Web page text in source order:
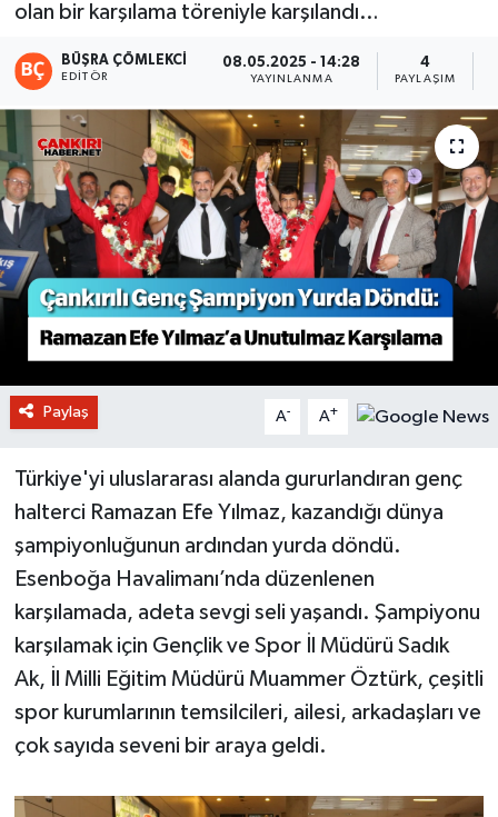
olan bir karşılama töreniyle karşılandı…
BÜŞRA ÇÖMLEKCI
EDITÖR
08.05.2025 - 14:28
YAYINLANMA
4
PAYLAŞIM
Paylaş A- A+
Türkiye'yi uluslararası alanda gururlandıran genç
halterci Ramazan Efe Yılmaz, kazandığı dünya
şampiyonluğunun ardından yurda döndü.
Esenboğa Havalimanı’nda düzenlenen
karşılamada, adeta sevgi seli yaşandı. Şampiyonu
karşılamak için Gençlik ve Spor İl Müdürü Sadık
Ak, İl Milli Eğitim Müdürü Muammer Öztürk, çeşitli
spor kurumlarının temsilcileri, ailesi, arkadaşları ve
çok sayıda seveni bir araya geldi.